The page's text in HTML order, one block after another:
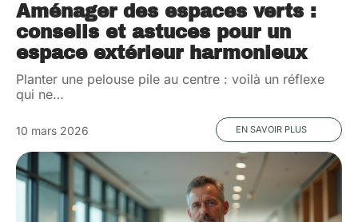
Aménager des espaces verts :
conseils et astuces pour un
espace extérieur harmonieux
Planter une pelouse pile au centre : voilà un réflexe
qui ne…
10 mars 2026 EN SAVOIR PLUS